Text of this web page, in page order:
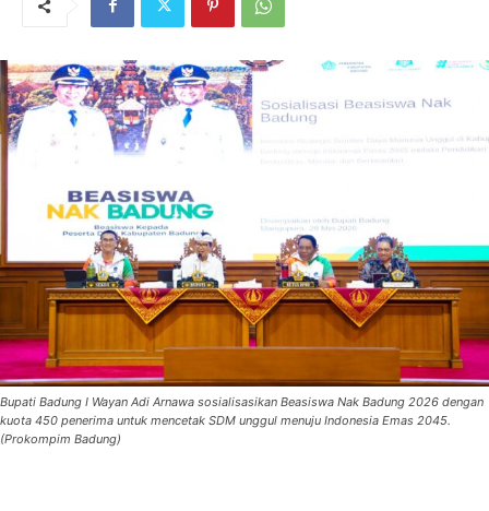
Bupati Badung I Wayan Adi Arnawa sosialisasikan Beasiswa Nak Badung 2026 dengan
kuota 450 penerima untuk mencetak SDM unggul menuju Indonesia Emas 2045.
(Prokompim Badung)